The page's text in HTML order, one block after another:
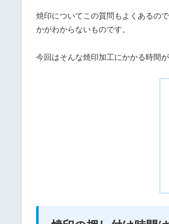
焼印についてこの質問もよくあるの
かがわからないものです。
今回はそんな焼印加工にかかる時間